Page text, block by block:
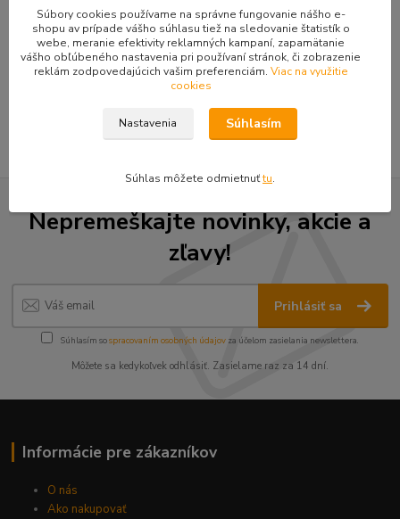
šírka: 89 cm
Tovar zaradený v kategóriách
Doplnky mini-nakladače TUR 520
Nepremeškajte novinky, akcie a
zľavy!
Prihlásiť sa
Súhlasím sospracovaním osobných údajov za účelom zasielania newslettera.
Môžete sa kedykoľvek odhlásiť. Zasielame raz za 14 dní.
Informácie pre zákazníkov
O nás
Ako nakupovať
Súbory cookies používame na správne fungovanie nášho e-
shopu av prípade vášho súhlasu tiež na sledovanie štatistík o
webe, meranie efektivity reklamných kampaní, zapamätanie
vášho obľúbeného nastavenia pri používaní stránok, či zobrazenie
reklám zodpovedajúcich vašim preferenciám. Viac na využitie
cookies
Nastavenia Súhlasím
Súhlas môžete odmietnuťtu.